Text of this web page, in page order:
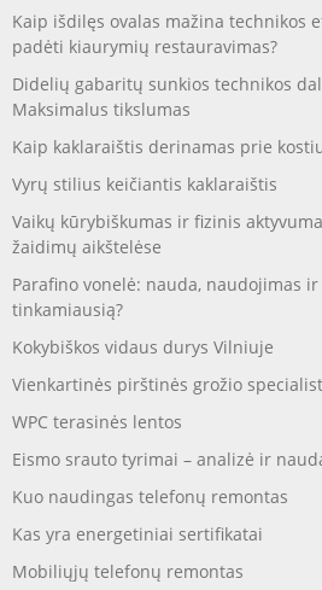
Kaip išdilęs ovalas mažina technikos
padėti kiaurymių restauravimas?
Didelių gabaritų sunkios technikos
Maksimalus tikslumas
Kaip kaklaraištis derinamas prie
Vyrų stilius keičiantis kaklaraištis
Vaikų kūrybiškumas ir fizinis
žaidimų aikštelėse
Parafino vonelė: nauda, naudojimas
tinkamiausią?
Kokybiškos vidaus durys Vilniuje
Vienkartinės pirštinės grožio
WPC terasinės lentos
Eismo srauto tyrimai – analizė ir
Kuo naudingas telefonų remontas
Kas yra energetiniai sertifikatai
Mobiliųjų telefonų remontas